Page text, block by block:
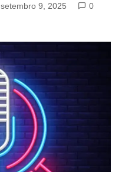
setembro 9, 2025
0